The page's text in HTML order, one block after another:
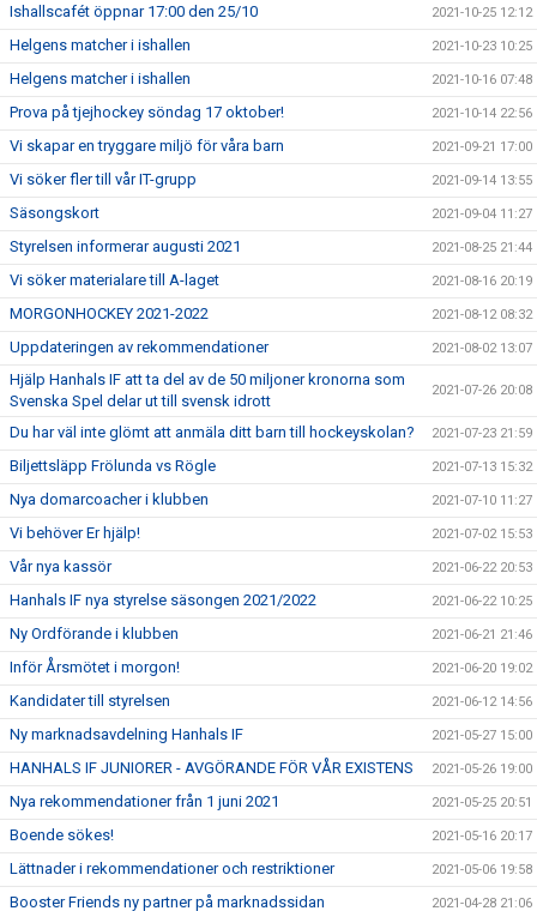
Ishallscafét öppnar 17:00 den 25/10 2021-10-25 12:12
Helgens matcher i ishallen 2021-10-23 10:25
Helgens matcher i ishallen 2021-10-16 07:48
Prova på tjejhockey söndag 17 oktober! 2021-10-14 22:56
Vi skapar en tryggare miljö för våra barn 2021-09-21 17:00
Vi söker fler till vår IT-grupp 2021-09-14 13:55
Säsongskort 2021-09-04 11:27
Styrelsen informerar augusti 2021 2021-08-25 21:44
Vi söker materialare till A-laget 2021-08-16 20:19
MORGONHOCKEY 2021-2022 2021-08-12 08:32
Uppdateringen av rekommendationer 2021-08-02 13:07
Hjälp Hanhals IF att ta del av de 50 miljoner kronorna som
Svenska Spel delar ut till svensk idrott
2021-07-26 20:08
Du har väl inte glömt att anmäla ditt barn till hockeyskolan? 2021-07-23 21:59
Biljettsläpp Frölunda vs Rögle 2021-07-13 15:32
Nya domarcoacher i klubben 2021-07-10 11:27
Vi behöver Er hjälp! 2021-07-02 15:53
Vår nya kassör 2021-06-22 20:53
Hanhals IF nya styrelse säsongen 2021/2022 2021-06-22 10:25
Ny Ordförande i klubben 2021-06-21 21:46
Inför Årsmötet i morgon! 2021-06-20 19:02
Kandidater till styrelsen 2021-06-12 14:56
Ny marknadsavdelning Hanhals IF 2021-05-27 15:00
HANHALS IF JUNIORER - AVGÖRANDE FÖR VÅR EXISTENS 2021-05-26 19:00
Nya rekommendationer från 1 juni 2021 2021-05-25 20:51
Boende sökes! 2021-05-16 20:17
Lättnader i rekommendationer och restriktioner 2021-05-06 19:58
Booster Friends ny partner på marknadssidan 2021-04-28 21:06